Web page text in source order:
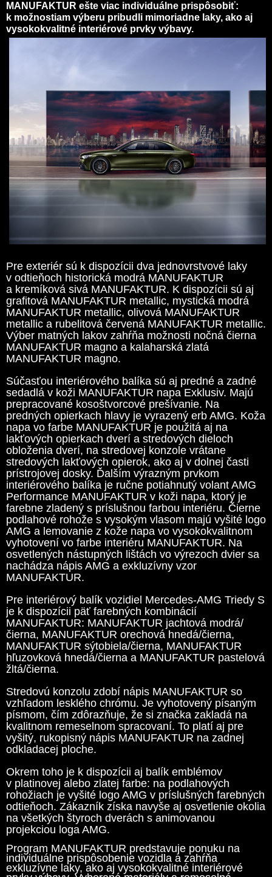
MANUFAKTUR ešte viac individuálne prispôsobiť:
k možnostiam výberu pribudli mimoriadne laky, ako aj
vysokokvalitné interiérové prvky výbavy.
Pre exteriér sú k dispozícii dva jednovrstvové laky
v odtieňoch historická modrá MANUFAKTUR
a kremíková sivá MANUFAKTUR. K dispozícii sú aj
grafitová MANUFAKTUR metallic, mystická modrá
MANUFAKTUR metallic, olivová MANUFAKTUR
metallic a rubelitová červená MANUFAKTUR metallic.
Výber matných lakov zahŕňa možnosti nočná čierna
MANUFAKTUR magno a kalaharská zlatá
MANUFAKTUR magno.
Súčasťou interiérového balíka sú aj predné a zadné
sedadlá v koži MANUFAKTUR napa Exklusiv. Majú
prepracované kosoštvorcové prešívanie. Na
predných opierkach hlavy je vyrazený erb AMG. Koža
napa vo farbe MANUFAKTUR je použitá aj na
lakťových opierkach dverí a stredových dieloch
obloženia dverí, na stredovej konzole vrátane
stredových lakťových opierok, ako aj v dolnej časti
prístrojovej dosky. Ďalším výrazným prvkom
interiérového balíka je ručne potiahnutý volant AMG
Performance MANUFAKTUR v koži napa, ktorý je
farebne zladený s príslušnou farbou interiéru. Čierne
podlahové rohože s vysokým vlasom majú vyšité logo
AMG a lemovanie z kože napa vo vysokokvalitnom
vyhotovení vo farbe interiéru MANUFAKTUR. Na
osvetlených nástupných lištách vo výrezoch dvier sa
nachádza nápis AMG a exkluzívny vzor
MANUFAKTUR.
Pre interiérový balík vozidiel Mercedes-AMG Triedy S
je k dispozícii päť farebných kombinácií
MANUFAKTUR: MANUFAKTUR jachtová modrá/
čierna, MANUFAKTUR orechová hnedá/čierna,
MANUFAKTUR sýtobiela/čierna, MANUFAKTUR
hľuzovková hnedá/čierna a MANUFAKTUR pastelová
žltá/čierna.
Stredovú konzolu zdobí nápis MANUFAKTUR so
vzhľadom lesklého chrómu. Je vyhotovený písaným
písmom, čím zdôrazňuje, že si značka zakladá na
kvalitnom remeselnom spracovaní. To platí aj pre
vyšitý, rukopisný nápis MANUFAKTUR na zadnej
odkladacej ploche.
Okrem toho je k dispozícii aj balík emblémov
v platinovej alebo zlatej farbe: na podlahových
rohožiach je vyšité logo AMG v príslušných farebných
odtieňoch. Zákazník získa navyše aj osvetlenie okolia
na všetkých štyroch dverách s animovanou
projekciou loga AMG.
Program MANUFAKTUR predstavuje ponuku na
individuálne prispôsobenie vozidla a zahŕňa
exkluzívne laky, ako aj vysokokvalitné interiérové